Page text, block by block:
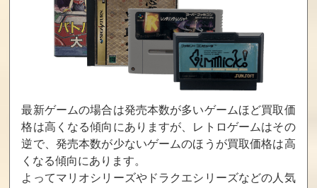
17,500 16,000
囲碁指南94
15,000
アテナ ATHENA
15,000
パラソルへんべ
え
15,000
水滸伝withサウ
ンドウェア
ソードマスタ
ー
ットマン
最新ゲームの場合は発売本数が多いゲームほど買取価
格は高くなる傾向にありますが、レトロゲームはその
逆で、発売本数が少ないゲームのほうが買取価格は高
くなる傾向にあります。
よってマリオシリーズやドラクエシリーズなどの人気